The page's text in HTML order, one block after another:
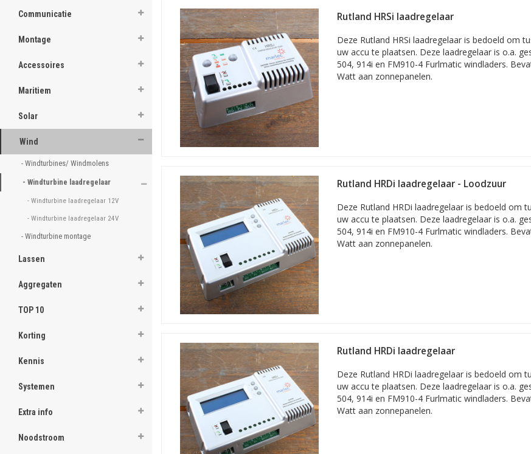
Communicatie
Montage
Accessoires
Maritiem
Solar
Wind
- Windturbines/ Windmolens
- Windturbine laadregelaar
- Windturbine laadregelaar 12V
- Windturbine laadregelaar 24V
- Windturbine montage
Lassen
Aggregaten
TOP 10
Korting
Kennis
Systemen
Extra info
Noodstroom
camerasystemen en gecombineerde zonnepaneel en windturbine oplossingen vragen soms
u meedenken en u adviseren over mogelijke oplossingen.
Rutland HRSi laadregelaar
Deze Rutland HRSi laadregelaar is bedoeld om
uw accu te plaatsen. Deze laadregelaar is o.a.
504, 914i en FM910-4 Furlmatic windladers.
Watt aan zonnepanelen.
Rutland HRDi laadregelaar - Loodzuur
Deze Rutland HRDi laadregelaar is bedoeld om
uw accu te plaatsen. Deze laadregelaar is o.a.
504, 914i en FM910-4 Furlmatic windladers.
Watt aan zonnepanelen.
Rutland HRDi laadregelaar
Deze Rutland HRDi laadregelaar is bedoeld om
uw accu te plaatsen. Deze laadregelaar is o.a.
504, 914i en FM910-4 Furlmatic windladers.
Watt aan zonnepanelen.